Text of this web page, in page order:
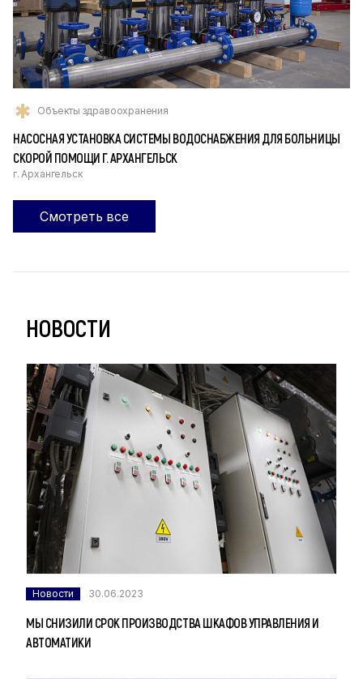
Объекты здравоохранения
НАСОСНАЯ УСТАНОВКА СИСТЕМЫ ВОДОСНАБЖЕНИЯ ДЛЯ БОЛЬНИЦЫ
СКОРОЙ ПОМОЩИ Г. АРХАНГЕЛЬСК
г. Архангельск
Смотреть все
НОВОСТИ
Новости 30.06.2023
МЫ СНИЗИЛИ СРОК ПРОИЗВОДСТВА ШКАФОВ УПРАВЛЕНИЯ И
АВТОМАТИКИ